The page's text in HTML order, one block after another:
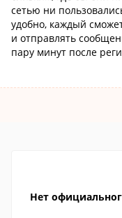
сетью ни
удобно, каждый
и отправлять
пару минут после
Нет